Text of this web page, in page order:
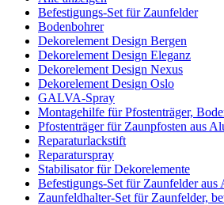
Befestigungs-Set für Zaunfelder
Bodenbohrer
Dekorelement Design Bergen
Dekorelement Design Eleganz
Dekorelement Design Nexus
Dekorelement Design Oslo
GALVA-Spray
Montagehilfe für Pfostenträger,
Pfostenträger für Zaunpfosten aus
Reparaturlackstift
Reparaturspray
Stabilisator für Dekorelemente
Befestigungs-Set für Zaunfelder aus
Zaunfeldhalter-Set für Zaunfelder,